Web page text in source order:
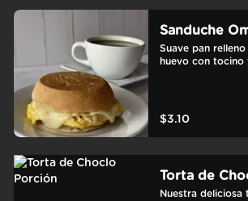
Sanduche
Suave pan
huevo con tocino
$3.10
Torta de
Nuestra